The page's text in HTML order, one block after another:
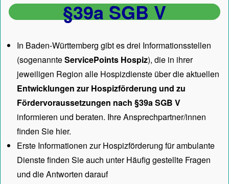
§39a SGB V
In Baden-Württemberg gibt es drei Informationsstellen
(sogenannteServicePoints Hospiz), die in ihrer
jeweiligen Region alle Hospizdienste über die aktuellen
Entwicklungen zur Hospizförderung und zu
Fördervoraussetzungen nach §39a SGB V
informieren und beraten. Ihre Ansprechpartner/innen
finden Sie hier.
Erste Informationen zur Hospizförderung für ambulante
Dienste finden Sie auch unterHäufig gestellte Fragen
und die Antworten darauf